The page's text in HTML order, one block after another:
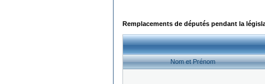
Remplacements de députés pendant la
Nom et Prénom